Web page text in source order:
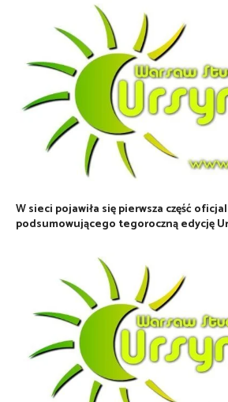
W sieci pojawiła się pierwsza część
podsumowującego tegoroczną edycję